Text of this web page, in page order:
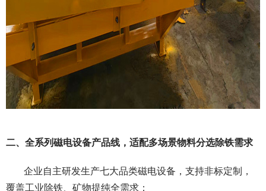
二、全系列磁电设备产品线，适配多场景物料分选除铁需求
企业自主研发生产七大品类磁电设备，支持非标定制，
覆盖工业除铁、矿物提纯全需求：